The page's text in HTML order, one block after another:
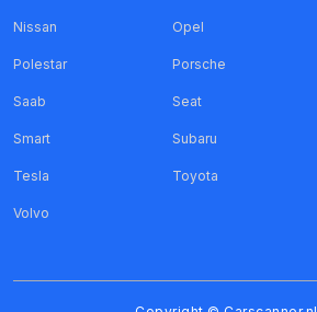
Nissan Opel
Polestar Porsche
Saab Seat
Smart Subaru
Tesla Toyota
Volvo